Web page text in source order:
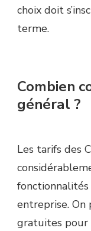
choix doit
terme.
Combien
général ?
Les tarifs des
entreprise.
gratuites pour